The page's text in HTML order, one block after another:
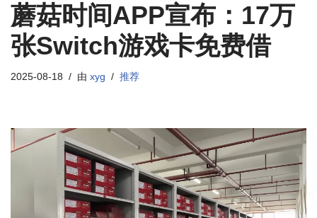
蘑菇时间APP宣布：17万
张Switch游戏卡免费借
2025-08-18 由 xyg 推荐